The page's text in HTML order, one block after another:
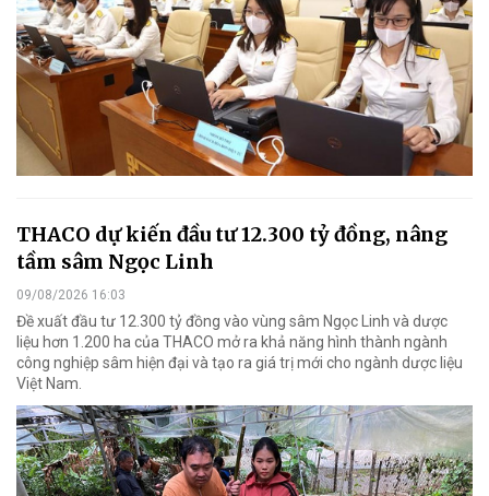
THACO dự kiến đầu tư 12.300 tỷ đồng, nâng
tầm sâm Ngọc Linh
09/08/2026 16:03
Đề xuất đầu tư 12.300 tỷ đồng vào vùng sâm Ngọc Linh và dược
liệu hơn 1.200 ha của THACO mở ra khả năng hình thành ngành
công nghiệp sâm hiện đại và tạo ra giá trị mới cho ngành dược liệu
Việt Nam.